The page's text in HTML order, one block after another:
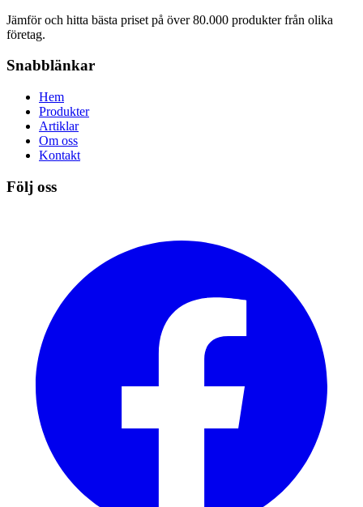
Jämför och hitta bästa priset på över 80.000 produkter från olika
företag.
Snabblänkar
Hem
Produkter
Artiklar
Om oss
Kontakt
Följ oss